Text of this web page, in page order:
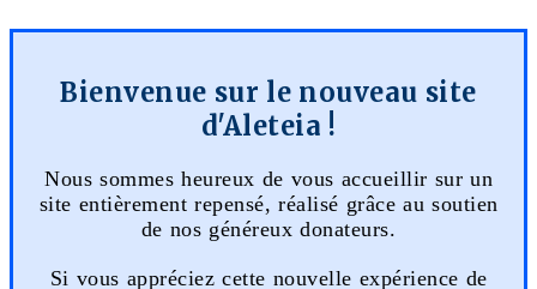
Bienvenue sur le nouveau site
d'Aleteia !
Nous sommes heureux de vous accueillir sur un
site entièrement repensé, réalisé grâce au soutien
de nos généreux donateurs.
Si vous appréciez cette nouvelle expérience de